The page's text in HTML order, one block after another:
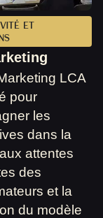
ET
LCA
pour
les
dans la
attentes
des
et la
du modèle